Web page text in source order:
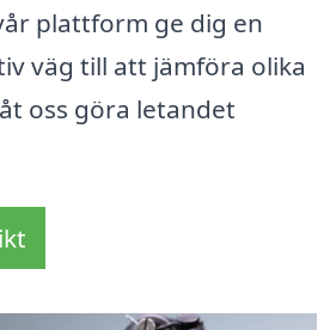
plattform ge dig en
väg till att jämföra olika
oss göra letandet